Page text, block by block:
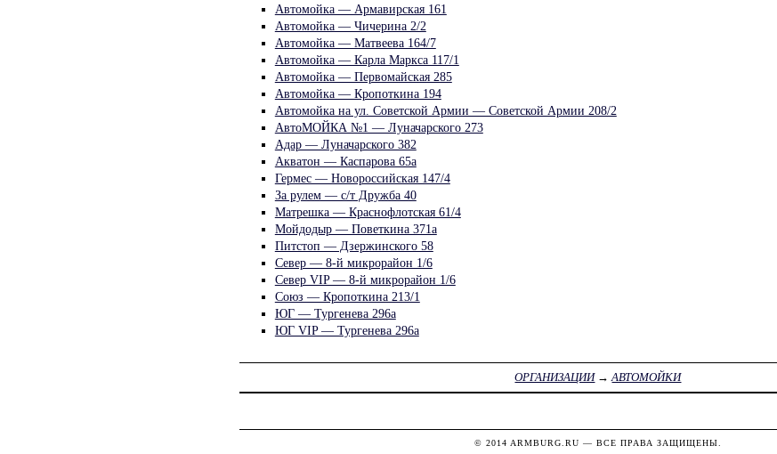
Автомойка — Армавирская 161
Автомойка — Чичерина 2/2
Автомойка — Матвеева 164/7
Автомойка — Карла Маркса 117/1
Автомойка — Первомайская 285
Автомойка — Кропоткина 194
Автомойка на ул. Советской Армии — Советской Армии 208/2
АвтоМОЙКА №1 — Луначарского 273
Адар — Луначарского 382
Акватон — Каспарова 65а
Гермес — Новороссийская 147/4
За рулем — с/т Дружба 40
Матрешка — Краснофлотская 61/4
Мойдодыр — Поветкина 371а
Питстоп — Дзержинского 58
Север — 8-й микрорайон 1/6
Север VIP — 8-й микрорайон 1/6
Союз — Кропоткина 213/1
ЮГ — Тургенева 296а
ЮГ VIP — Тургенева 296а
ОРГАНИЗАЦИИ→АВТОМОЙКИ
© 2014 ARMBURG.RU — ВСЕ ПРАВА ЗАЩИЩЕНЫ.